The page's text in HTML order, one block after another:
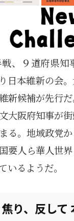
、９道府県知
日本維新の会
新候補が先行
大阪府知事が
る。地域政党
要人ら華人世
いるようだ。
り、反して